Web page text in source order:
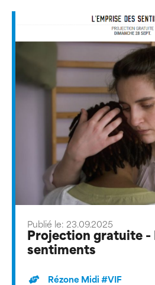
Publié le: 23.09.2025
Projection gratuite -
sentiments
Rézone Midi #VIF